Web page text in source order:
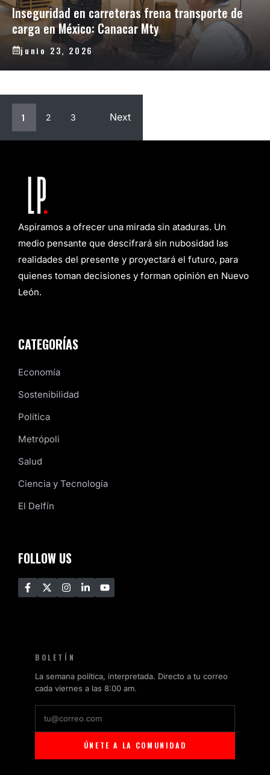
Inseguridad en carreteras frena transporte de
carga en México: Canacar Mty
junio 23, 2026
1 2 3 Next
Aspiramos a ofrecer una mirada sin ataduras. Un
medio pensante que descifrará sin nubosidad las
realidades del presente y proyectará el futuro, para
quienes toman decisiones y forman opinión en Nuevo
León.
CATEGORÍAS
Economía
Sostenibilidad
Política
Metrópoli
Salud
Ciencia y Tecnología
El Delfín
FOLLOW US
BOLETÍN
La semana política, interpretada. Directo a tu correo
cada viernes a las 8:00 am.
ÚNETE A LA COMUNIDAD